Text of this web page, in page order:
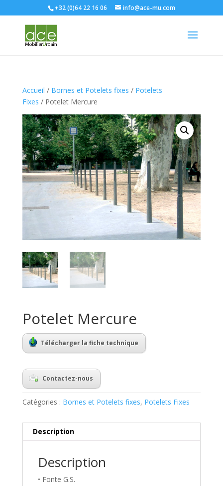
+32 (0)64 22 16 06 info@ace-mu.com
Accueil / Bornes et Potelets fixes / Potelets
Fixes / Potelet Mercure
Potelet Mercure
Télécharger la fiche technique
Contactez-nous
Catégories : Bornes et Potelets fixes, Potelets Fixes
Description
Description
• Fonte G.S.